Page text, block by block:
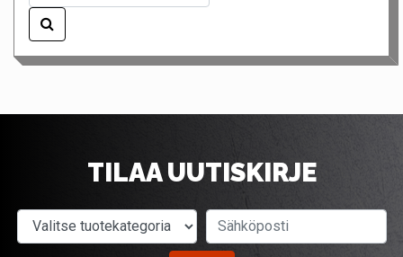
TILAA UUTISKIRJE
Valitse tuotekategoria